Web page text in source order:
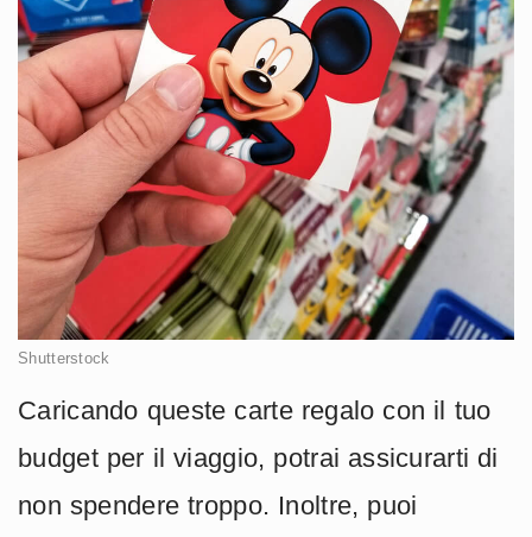
Shutterstock
Caricando queste carte regalo con il tuo
budget per il viaggio, potrai assicurarti di
non spendere troppo. Inoltre, puoi